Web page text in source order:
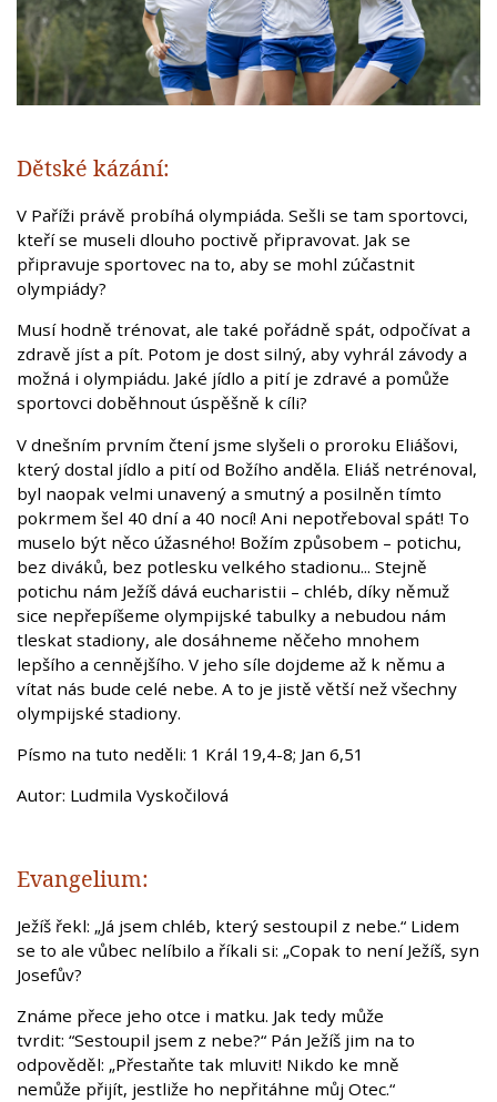
Dětské kázání:
V Paříži právě probíhá olympiáda. Sešli se tam sportovci,
kteří se museli dlouho poctivě připravovat. Jak se
připravuje sportovec na to, aby se mohl zúčastnit
olympiády?
Musí hodně trénovat, ale také pořádně spát, odpočívat a
zdravě jíst a pít. Potom je dost silný, aby vyhrál závody a
možná i olympiádu. Jaké jídlo a pití je zdravé a pomůže
sportovci doběhnout úspěšně k cíli?
V dnešním prvním čtení jsme slyšeli o proroku Eliášovi,
který dostal jídlo a pití od Božího anděla. Eliáš netrénoval,
byl naopak velmi unavený a smutný a posilněn tímto
pokrmem šel 40 dní a 40 nocí! Ani nepotřeboval spát! To
muselo být něco úžasného! Božím způsobem – potichu,
bez diváků, bez potlesku velkého stadionu... Stejně
potichu nám Ježíš dává eucharistii – chléb, díky němuž
sice nepřepíšeme olympijské tabulky a nebudou nám
tleskat stadiony, ale dosáhneme něčeho mnohem
lepšího a cennějšího. V jeho síle dojdeme až k němu a
vítat nás bude celé nebe. A to je jistě větší než všechny
olympijské stadiony.
Písmo na tuto neděli: 1 Král 19,4-8; Jan 6,51
Autor: Ludmila Vyskočilová
Evangelium:
Ježíš řekl: „Já jsem chléb, který sestoupil z nebe.“ Lidem
se to ale vůbec nelíbilo a říkali si: „Copak to není Ježíš, syn
Josefův?
Známe přece jeho otce i matku. Jak tedy může
tvrdit: “Sestoupil jsem z nebe?“ Pán Ježíš jim na to
odpověděl: „Přestaňte tak mluvit! Nikdo ke mně
nemůže přijít, jestliže ho nepřitáhne můj Otec.“